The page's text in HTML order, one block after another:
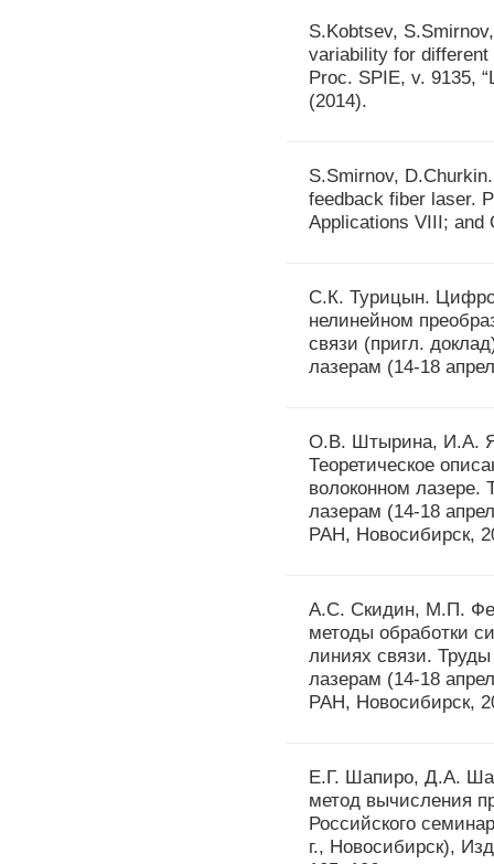
S.Kobtsev,
variability for
Proc. SPIE, v. 9135,
(2014).
S.Smirnov,
feedback fiber laser.
Applications VIII; and
С.К. Турицын.
нелинейном
связи (пригл.
лазерам (14-18
О.В. Штырина, И.А.
Теоретическое
волоконном лазере.
лазерам (14-18
РАН, Новосибирск,
А.С. Скидин, М.П.
методы обработки
линиях связи.
лазерам (14-18
РАН, Новосибирск,
Е.Г. Шапиро, Д.А.
метод вычисления
Российского
г., Новосибирск),